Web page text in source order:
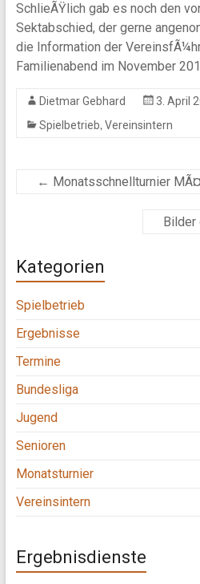
SchlieÃŸlich gab es noch den
Sektabschied, der gerne
die Information der
Familienabend im November
Dietmar Gebhard
3. April
Spielbetrieb, Vereinsintern
← Monatsschnellturnier
Bilder
Kategorien
Spielbetrieb
Ergebnisse
Termine
Bundesliga
Jugend
Senioren
Monatsturnier
Vereinsintern
Ergebnisdienste